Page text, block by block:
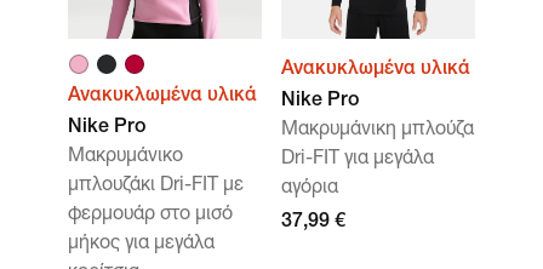
Ανακυκλωμένα υλικά
Nike Pro
Μακρυμάνικο
μπλουζάκι Dri-FIT με
φερμουάρ στο μισό
μήκος για μεγάλα
Ανακυκλωμένα υλικά
Nike Pro
Μακρυμάνικη μπλούζα
Dri-FIT για μεγάλα
αγόρια
37,99 €